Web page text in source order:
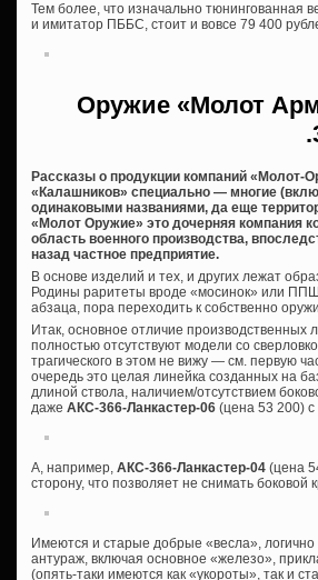
Тем более, что изначально тюнингованная
и имитатор ПББС, стоит и вовсе 79 400
Оружие «Молот
Рассказы о продукции компаний «Молот-
«Калашников» специально — многие
одинаковыми названиями, да еще
«Молот Оружие» это дочерняя компания
область военного производства,
назад частное предприятие.
В основе изделий и тех, и других лежат
Родины раритеты вроде «мосинок» или
абзаца, пора переходить к собственно
Итак, основное отличие производственных
полностью отсутствуют модели со
трагического в этом не вижу — см. первую
очередь это целая линейка созданных на
длиной ствола, наличием/отсутствием
даже АКС-366-Ланкастер-06 (цена 53 200)
А, например, АКС-366-Ланкастер-04 (цена
сторону, что позволяет не снимать боковой
Имеются и старые добрые «весла»,
антураж, включая основное «железо»,
(опять-таки имеются как «укороты», так и